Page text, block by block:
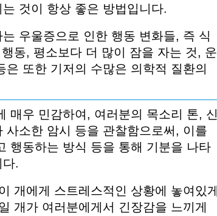
는 것이 항상 좋은 방법입니다.
는 우울증으로 인한 행동 변화들, 즉 식
행동, 평소보다 더 많이 잠을 자는 것, 운
은 또한 기저의 수많은 의학적 질환의
매우 민감하여 , 여러분의 목소리 톤, 신
사소한 암시 등을 관찰함으로써 , 이를
행동하는 방식 등을 통해 기분을 나타
다.
개에게 스트레스적인 상황에 놓여있게
개가 여러분에게서 긴장감을 느끼게